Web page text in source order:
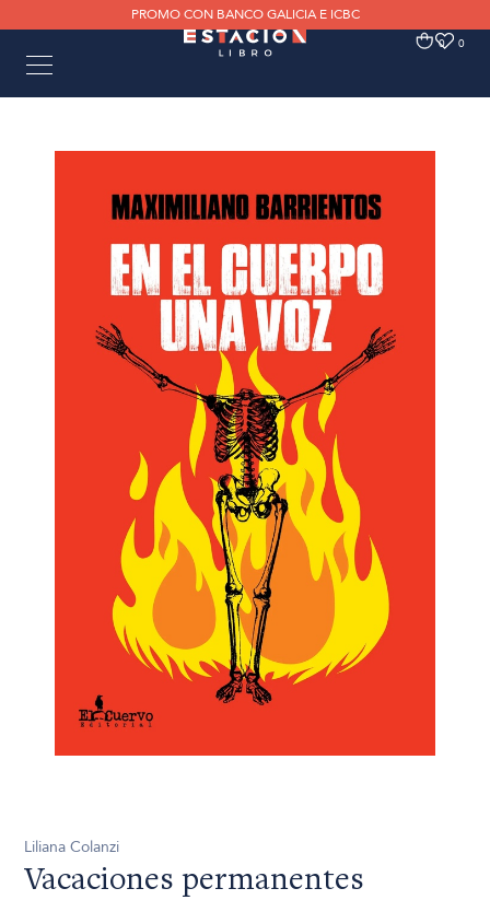
PROMO CON BANCO GALICIA E ICBC
0 0
Liliana Colanzi
Vacaciones permanentes